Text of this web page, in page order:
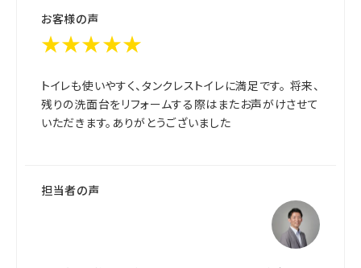
お客様の声
★★★★★
トイレも使いやすく、タンクレストイレに満足です。 将来、
残りの洗面台をリフォームする際はまたお声がけさせて
いただきます。ありがとうございました
担当者の声